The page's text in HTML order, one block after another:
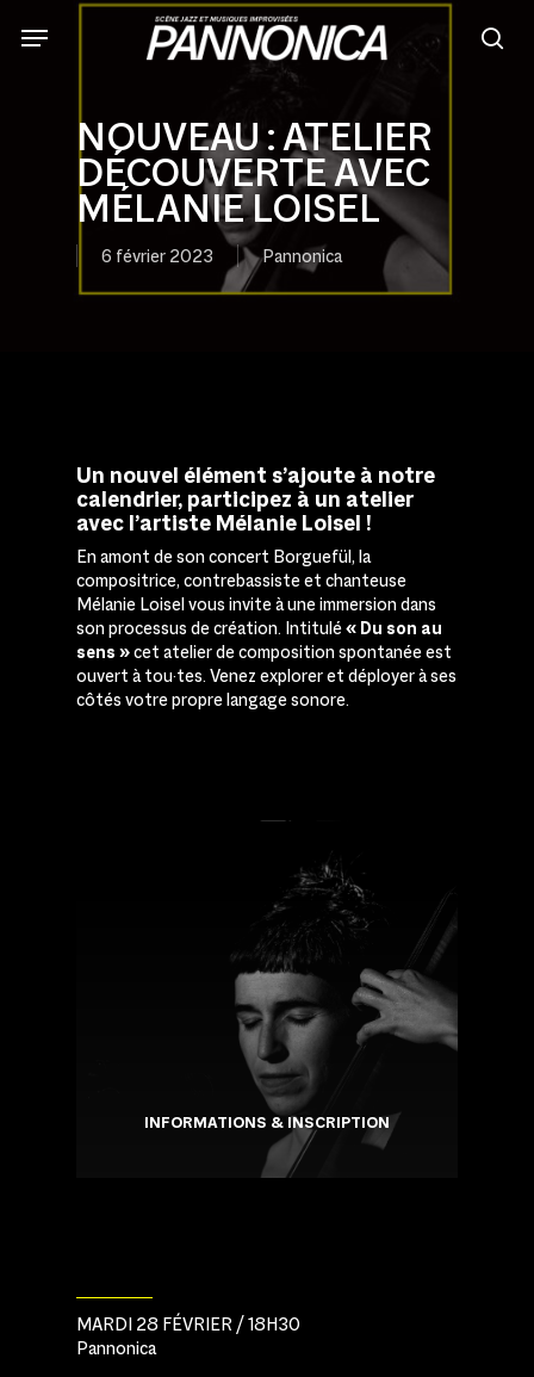
NOUVEAU : ATELIER
DÉCOUVERTE AVEC
MÉLANIE LOISEL
6 février 2023 Pannonica
Un nouvel élément s’ajoute à notre
calendrier, participez à un atelier
avec l’artiste Mélanie Loisel !
En amont de sonconcert Borguefül, la
compositrice, contrebassiste et chanteuse
Mélanie Loisel vous invite à une immersion dans
son processus de création. Intitulé« Du son au
sens »cet atelier de composition spontanée est
ouvert àtou·tes. Venez explorer et déployer à ses
côtés votre propre langage sonore.
INFORMATIONS & INSCRIPTION
MARDI 28 FÉVRIER / 18H30
Pannonica